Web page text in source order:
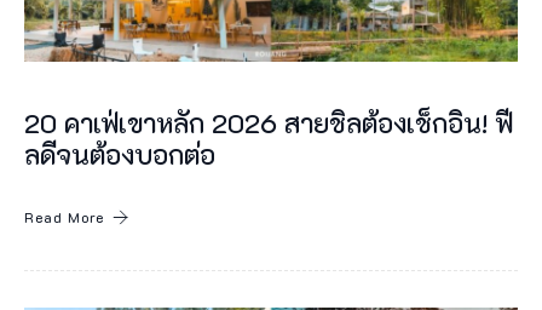
า
ย
ะ
เ
อี
20 คาเฟ่เขาหลัก 2026 สายชิลต้องเช็กอิน! ฟี
ลดีจนต้องบอกต่อ
Read More